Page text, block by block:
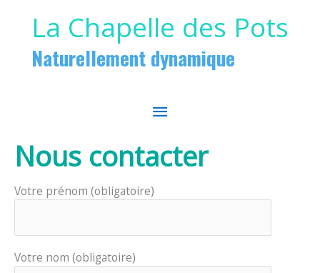
La Chapelle des Pots
Naturellement dynamique
MENU
PRINCIPAL
Nous contacter
Votre prénom (obligatoire)
Votre nom (obligatoire)